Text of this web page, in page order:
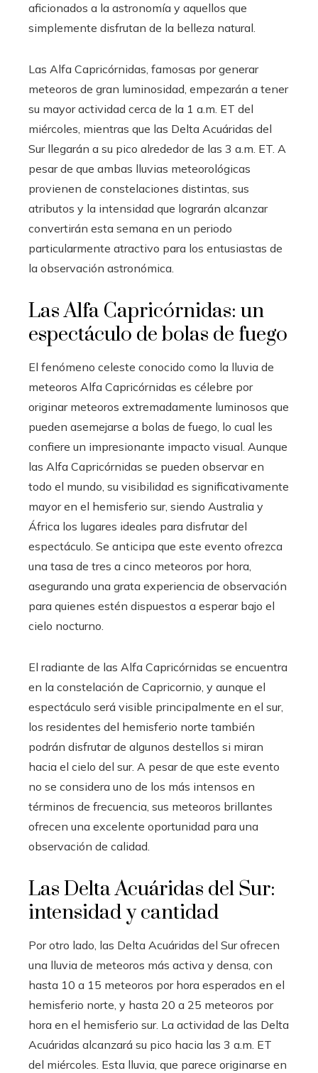
aficionados a la astronomía y aquellos que
simplemente disfrutan de la belleza natural.
Las Alfa Capricórnidas, famosas por generar
meteoros de gran luminosidad, empezarán a tener
su mayor actividad cerca de la 1 a.m. ET del
miércoles, mientras que las Delta Acuáridas del
Sur llegarán a su pico alrededor de las 3 a.m. ET. A
pesar de que ambas lluvias meteorológicas
provienen de constelaciones distintas, sus
atributos y la intensidad que lograrán alcanzar
convertirán esta semana en un periodo
particularmente atractivo para los entusiastas de
la observación astronómica.
Las Alfa Capricórnidas: un
espectáculo de bolas de fuego
El fenómeno celeste conocido como la lluvia de
meteoros Alfa Capricórnidas es célebre por
originar meteoros extremadamente luminosos que
pueden asemejarse a bolas de fuego, lo cual les
confiere un impresionante impacto visual. Aunque
las Alfa Capricórnidas se pueden observar en
todo el mundo, su visibilidad es significativamente
mayor en el hemisferio sur, siendo Australia y
África los lugares ideales para disfrutar del
espectáculo. Se anticipa que este evento ofrezca
una tasa de tres a cinco meteoros por hora,
asegurando una grata experiencia de observación
para quienes estén dispuestos a esperar bajo el
cielo nocturno.
El radiante de las Alfa Capricórnidas se encuentra
en la constelación de Capricornio, y aunque el
espectáculo será visible principalmente en el sur,
los residentes del hemisferio norte también
podrán disfrutar de algunos destellos si miran
hacia el cielo del sur. A pesar de que este evento
no se considera uno de los más intensos en
términos de frecuencia, sus meteoros brillantes
ofrecen una excelente oportunidad para una
observación de calidad.
Las Delta Acuáridas del Sur:
intensidad y cantidad
Por otro lado, las Delta Acuáridas del Sur ofrecen
una lluvia de meteoros más activa y densa, con
hasta 10 a 15 meteoros por hora esperados en el
hemisferio norte, y hasta 20 a 25 meteoros por
hora en el hemisferio sur. La actividad de las Delta
Acuáridas alcanzará su pico hacia las 3 a.m. ET
del miércoles. Esta lluvia, que parece originarse en